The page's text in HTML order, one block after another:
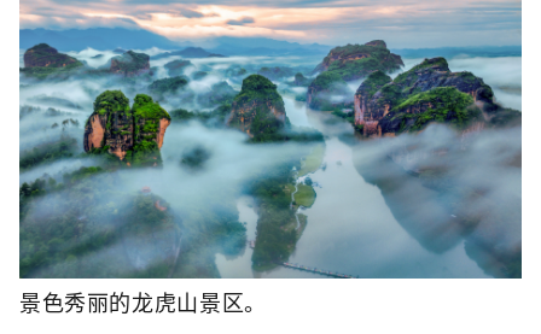
景色秀丽的龙虎山景区。